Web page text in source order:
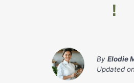
!
By Elodie
Updated on